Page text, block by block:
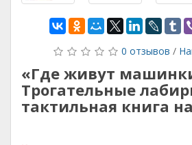
0 отзывов /
«Где живут
Трогательные
тактильная книга